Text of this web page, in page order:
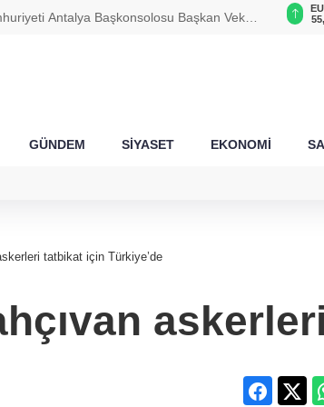
Antalya Başkonsolosu Başkan Vekili
6.660,55
13.779,39
47,6787
GÜNDEM SİYASET EKONOMİ
tatbikat için Türkiye’de